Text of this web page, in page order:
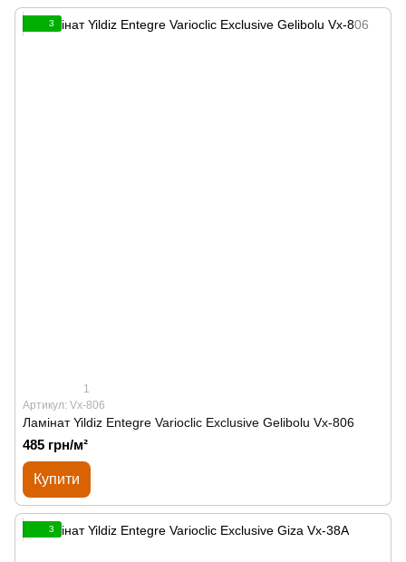
3
1
Артикул: Vx-806
Ламінат Yildiz Entegre Varioclic Exclusive Gelibolu Vx-806
485 грн/м²
Купити
3